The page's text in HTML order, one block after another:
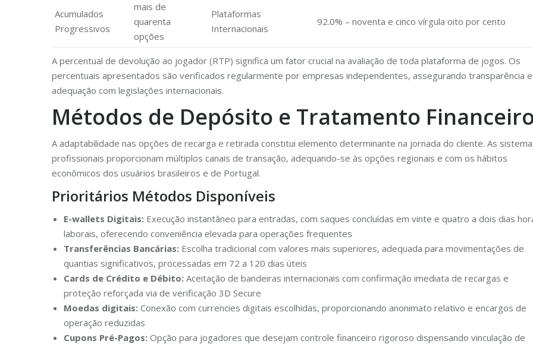
Acumulados
Progressivos
mais de
quarenta
opções
Plataformas
Internacionais
92.0% – noventa e cinco vírgula oito por cento
A percentual de devolução ao jogador (RTP) significa um fator crucial na avaliação de toda plataforma de jogos. Os
percentuais apresentados são verificados regularmente por empresas independentes, assegurando transparência e
adequação com legislações internacionais.
Métodos de Depósito e Tratamento
A adaptabilidade nas opções de recarga e retirada constitui elemento determinante na jornada do cliente. As
profissionais proporcionam múltiplos canais de transação, adequando-se às opções regionais e com os hábitos
econômicos dos usuários brasileiros e de Portugal.
Prioritários Métodos Disponíveis
E-wallets Digitais: Execução instantâneo para entradas, com saques concluídas em vinte e quatro a dois dias
laborais, oferecendo conveniência elevada para operações frequentes
Transferências Bancárias: Escolha tradicional com valores mais superiores, adequada para movimentações de
quantias significativos, processadas em 72 a 120 dias úteis
Cards de Crédito e Débito: Aceitação de bandeiras internacionais com confirmação imediata de recargas e
proteção reforçada via de verificação 3D Secure
Moedas digitais: Conexão com currencies digitais escolhidas, proporcionando anonimato relativo e encargos de
operação reduzidas
Cupons Pré-Pagos: Opção para jogadores que desejam controle financeiro rigoroso dispensando vinculação de